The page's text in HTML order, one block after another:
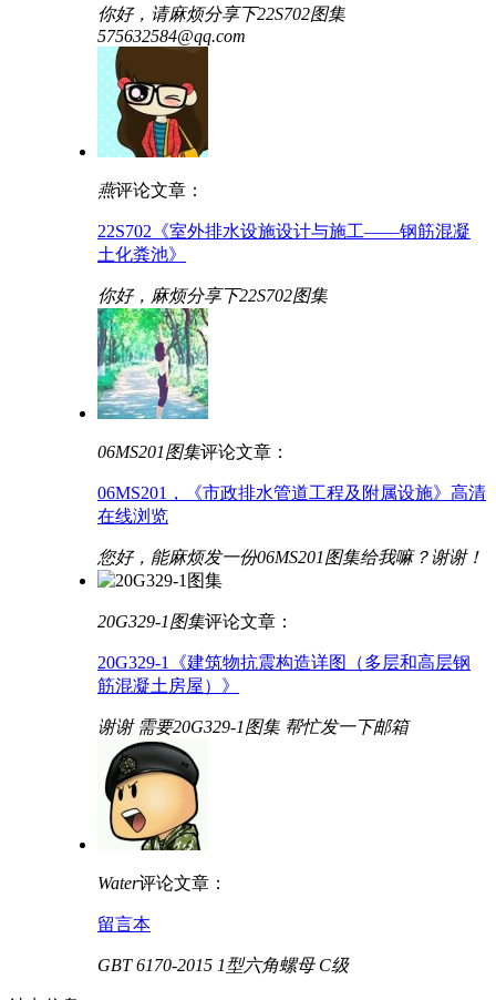
你好，请麻烦分享下22S702图集
575632584@qq.com
燕评论文章：
22S702《室外排水设施设计与施工——钢筋混凝
土化粪池》
你好，麻烦分享下22S702图集
06MS201图集评论文章：
06MS201，《市政排水管道工程及附属设施》高清
在线浏览
您好，能麻烦发一份06MS201图集给我嘛？谢谢！
20G329-1图集评论文章：
20G329-1《建筑物抗震构造详图（多层和高层钢
筋混凝土房屋）》
谢谢 需要20G329-1图集 帮忙发一下邮箱
Water评论文章：
留言本
GBT 6170-2015 1型六角螺母 C级